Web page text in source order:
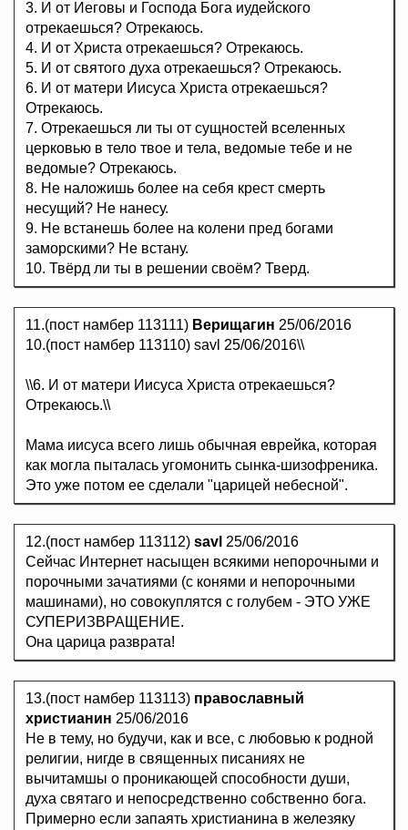
3. И от Иеговы и Господа Бога иудейского
отрекаешься? Отрекаюсь.
4. И от Христа отрекаешься? Отрекаюсь.
5. И от святого духа отрекаешься? Отрекаюсь.
6. И от матери Иисуса Христа отрекаешься?
Отрекаюсь.
7. Отрекаешься ли ты от сущностей вселенных
церковью в тело твое и тела, ведомые тебе и не
ведомые? Отрекаюсь.
8. Не наложишь более на себя крест смерть
несущий? Не нанесу.
9. Не встанешь более на колени пред богами
заморскими? Не встану.
10. Твёрд ли ты в решении своём? Тверд.
11.(пост намбер 113111) Верищагин 25/06/2016
10.(пост намбер 113110) savl 25/06/2016\\
\\6. И от матери Иисуса Христа отрекаешься?
Отрекаюсь.\\
Мама иисуса всего лишь обычная еврейка, которая
как могла пыталась угомонить сынка-шизофреника.
Это уже потом ее сделали "царицей небесной".
12.(пост намбер 113112) savl 25/06/2016
Сейчас Интернет насыщен всякими непорочными и
порочными зачатиями (с конями и непорочными
машинами), но совокуплятся с голубем - ЭТО УЖЕ
СУПЕРИЗВРАЩЕНИЕ.
Она царица разврата!
13.(пост намбер 113113) православный
христианин 25/06/2016
Не в тему, но будучи, как и все, с любовью к родной
религии, нигде в священных писаниях не
вычитамшы о проникающей способности души,
духа святаго и непосредственно собственно бога.
Примерно если запаять христианина в железяку